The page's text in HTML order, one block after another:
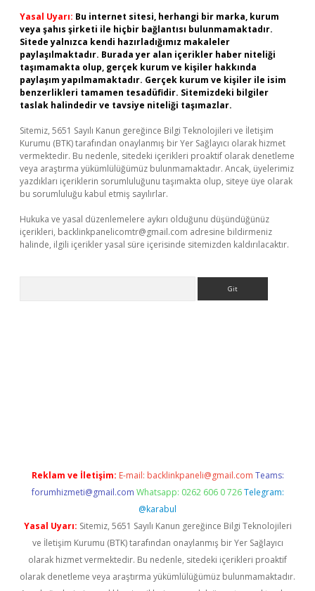
Yasal Uyarı: Bu internet sitesi, herhangi bir marka, kurum
veya şahıs şirketi ile hiçbir bağlantısı bulunmamaktadır.
Sitede yalnızca kendi hazırladığımız makaleler
paylaşılmaktadır. Burada yer alan içerikler haber niteliği
taşımamakta olup, gerçek kurum ve kişiler hakkında
paylaşım yapılmamaktadır. Gerçek kurum ve kişiler ile isim
benzerlikleri tamamen tesadüfidir. Sitemizdeki bilgiler
taslak halindedir ve tavsiye niteliği taşımazlar.
Sitemiz, 5651 Sayılı Kanun gereğince Bilgi Teknolojileri ve İletişim
Kurumu (BTK) tarafından onaylanmış bir Yer Sağlayıcı olarak hizmet
vermektedir. Bu nedenle, sitedeki içerikleri proaktif olarak denetleme
veya araştırma yükümlülüğümüz bulunmamaktadır. Ancak, üyelerimiz
yazdıkları içeriklerin sorumluluğunu taşımakta olup, siteye üye olarak
bu sorumluluğu kabul etmiş sayılırlar.
Hukuka ve yasal düzenlemelere aykırı olduğunu düşündüğünüz
içerikleri, backlinkpanelicomtr@gmail.com adresine bildirmeniz
halinde, ilgili içerikler yasal süre içerisinde sitemizden kaldırılacaktır.
Reklam ve İletişim: E-mail: backlinkpaneli@gmail.com Teams:
forumhizmeti@gmail.com Whatsapp: 0262 606 0 726 Telegram:
@karabul
Yasal Uyarı: Sitemiz, 5651 Sayılı Kanun gereğince Bilgi Teknolojileri
ve İletişim Kurumu (BTK) tarafından onaylanmış bir Yer Sağlayıcı
olarak hizmet vermektedir. Bu nedenle, sitedeki içerikleri proaktif
olarak denetleme veya araştırma yükümlülüğümüz bulunmamaktadır.